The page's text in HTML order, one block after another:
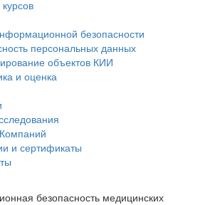
безопасности
персональных данных
объектов КИИ
и оценка
и сертификаты
безопасность медицинских